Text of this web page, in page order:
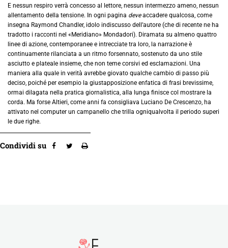
E nessun respiro verrà concesso al lettore, nessun intermezzo ameno, nessun
allentamento della tensione. In ogni pagina deveaccadere qualcosa, come
insegna Raymond Chandler, idolo indiscusso dell’autore (che di recente ne ha
tradotto i racconti nel «Meridiano» Mondadori). Diramata su almeno quattro
linee di azione, contemporanee e intrecciate tra loro, la narrazione è
continuamente rilanciata a un ritmo forsennato, sostenuto da uno stile
asciutto e plateale insieme, che non teme corsivi ed esclamazioni. Una
maniera alla quale in verità avrebbe giovato qualche cambio di passo più
deciso, poiché per esempio la giustapposizione enfatica di frasi brevissime,
ormai dilagata nella pratica giornalistica, alla lunga finisce col mostrare la
corda. Ma forse Altieri, come anni fa consigliava Luciano De Crescenzo, ha
attivato nel computer un campanello che trilla ogniqualvolta il periodo superi
le due righe.
Condividi su